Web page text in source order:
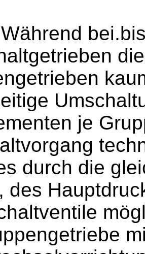
Während
je
durch die
des